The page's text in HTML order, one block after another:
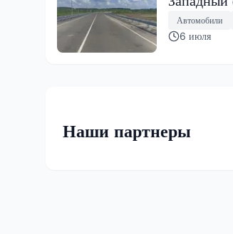
Автомобили
6 июля
Наши партнеры